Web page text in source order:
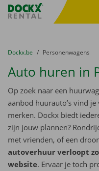
Fratello DEMO
U bevindt zich hier:
van
Dockx.be naar
Personenwagens
Auto huren in
Op zoek naar een
aanbod huurauto’s vind
merken. Dockx biedt
zijn jouw plannen?
met vrienden, of een
autoverhuur verloopt
website. Ervaar je toch